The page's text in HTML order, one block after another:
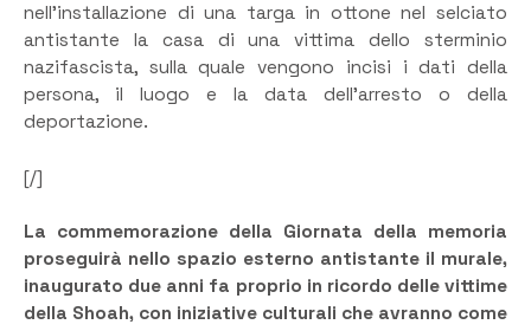
nell’installazione di una targa in ottone nel selciato
antistante la casa di una vittima dello sterminio
nazifascista, sulla quale vengono incisi i dati della
persona, il luogo e la data dell’arresto o della
deportazione.
[/]
La commemorazione della Giornata della memoria
proseguirà nello spazio esterno antistante il murale,
inaugurato due anni fa proprio in ricordo delle vittime
della Shoah, con iniziative culturali che avranno come